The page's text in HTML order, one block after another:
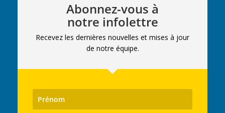
Abonnez-vous à
notre infolettre
Recevez les dernières nouvelles et mises à jour
de notre équipe.